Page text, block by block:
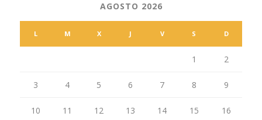
AGOSTO 2026
L M X J V S D
1 2
3 4 5 6 7 8 9
10 11 12 13 14 15 16